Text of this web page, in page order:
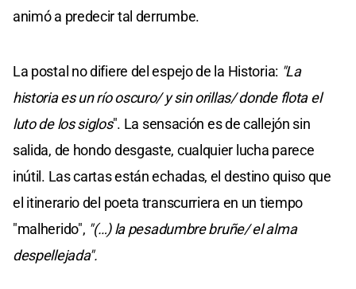
animó a predecir tal derrumbe.
La postal no difiere del espejo de la Historia: "La
historia es un río oscuro/ y sin orillas/ donde flota el
luto de los siglos". La sensación es de callejón sin
salida, de hondo desgaste, cualquier lucha parece
inútil. Las cartas están echadas, el destino quiso que
el itinerario del poeta transcurriera en un tiempo
"malherido", "(…) la pesadumbre bruñe/ el alma
despellejada".